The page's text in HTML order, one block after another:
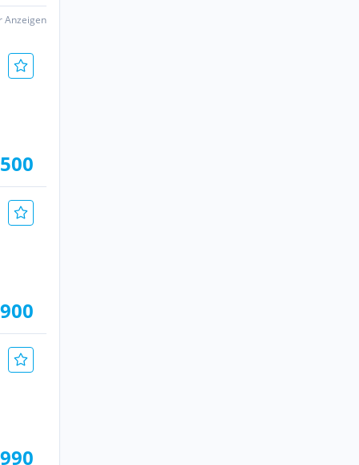
Anzeigen